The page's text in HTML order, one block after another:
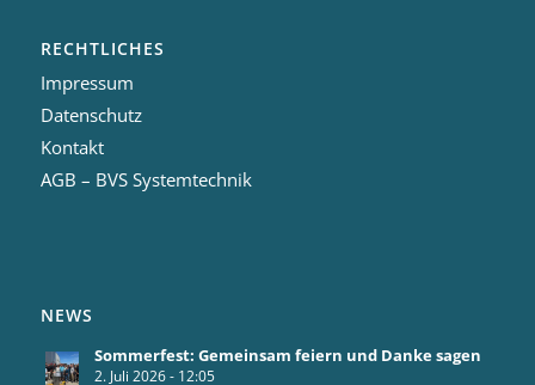
RECHTLICHES
Impressum
Datenschutz
Kontakt
AGB – BVS Systemtechnik
NEWS
Sommerfest: Gemeinsam feiern und Danke sagen
2. Juli 2026 - 12:05